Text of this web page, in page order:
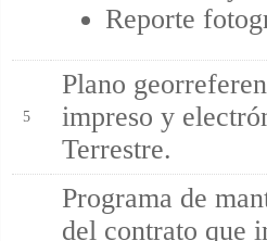
Reporte
5
Plano
impreso y
Terrestre.
Programa de
del contrato que